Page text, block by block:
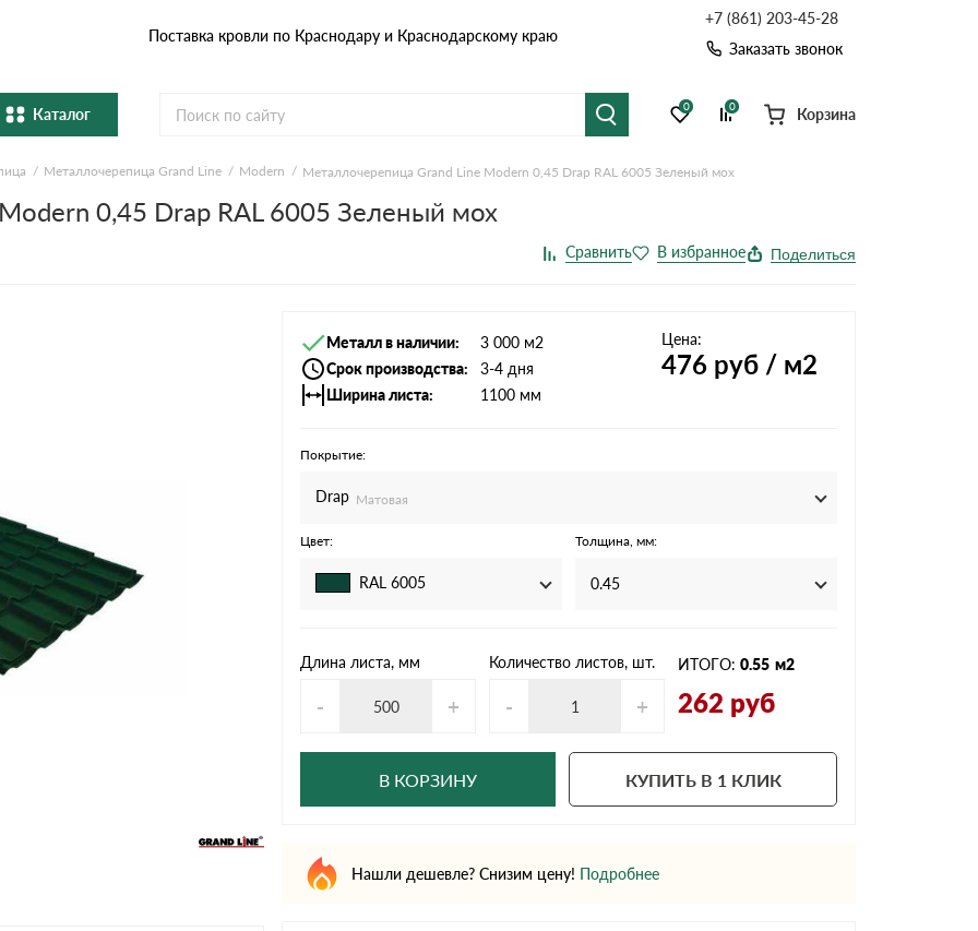
Поставка кровли по Краснодару и Краснодарскому краю
+7 (861) 203-45-28
Заказать звонок
Каталог
Металлочерепица Гибкая черепица
Натуральная керамическая
Ондулин Смарт
0 0 Корзина
Металлочерепица Grand Line Modern Металлочерепица Grand Line Modern 0,45 Drap RAL 6005 Зеленый мох
0,45 Drap RAL 6005 Зеленый мох
Поделиться
Металл в наличии
3 000 м2
Срок производства
3-4 дня
Ширина листа
1100 мм
Цена:
476 руб / м2
Покрытие:
Drap Матовая
Цвет:
RAL 6005
Толщина, мм:
0.45
Длина листа, мм
- +
Количество листов, шт.
- +
ИТОГО: 0.55 м2
262 руб
В КОРЗИНУ КУПИТЬ В 1 КЛИК
Нашли дешевле? Снизим цену! Подробнее